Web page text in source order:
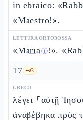
in ebraico:
«Maestro!».
LETTURA ORTODOSSA
«Mariaⓘ !». «
17 🗝️3
GRECO
λέγει ⸀αὐτῇ
ἀναβέβηκα πρὸς